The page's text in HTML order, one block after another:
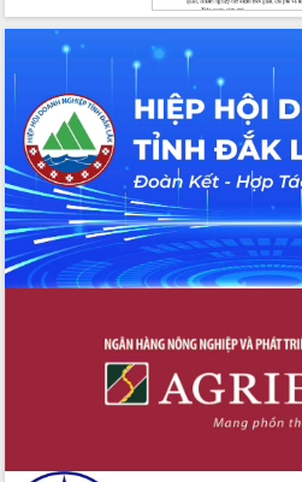
Xây dựng nền hành chính số đồng
hành cùng nông dân dân, doanh nghiệp
Giai đoạn 2026-2030, Đắk Lắk phấn
đấu có 77% xã đạt chuẩn nông thôn
mới
Chuyển đổi số 'mở đường' cho nông
nghiệp Đắk Lắk tăng trưởng bứt phá
Triển khai đồng bộ đo đạc, lập hồ sơ
địa chính, hoàn thiện cơ sở dữ liệu đất
đai
Ứng dụng sinh trắc học - Bước tiến
Đắk Lắk nâng cao hiệu quả công tác
Đảng từ Sổ tay đảng viên điện tử
Đắk Lắk đẩy mạnh nuôi biển công
bền vững